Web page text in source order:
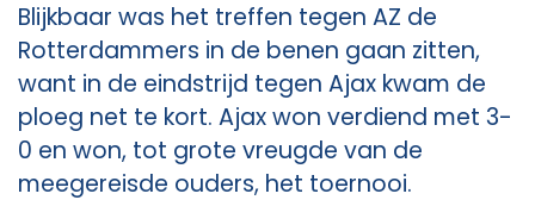
Blijkbaar was het treffen tegen AZ de
Rotterdammers in de benen gaan zitten,
want in de eindstrijd tegen Ajax kwam de
ploeg net te kort. Ajax won verdiend met 3-
0 en won, tot grote vreugde van de
meegereisde ouders, het toernooi.